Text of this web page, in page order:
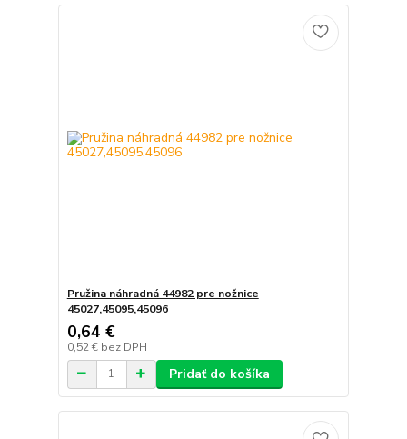
Pružina náhradná 44982 pre nožnice
45027,45095,45096
0,64 €
0,52 € bez DPH
Pridať do košíka